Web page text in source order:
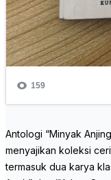
Antologi “Minyak
menyajikan koleksi
termasuk dua karya